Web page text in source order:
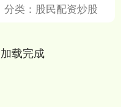
分类： 股民配资炒股
载完成